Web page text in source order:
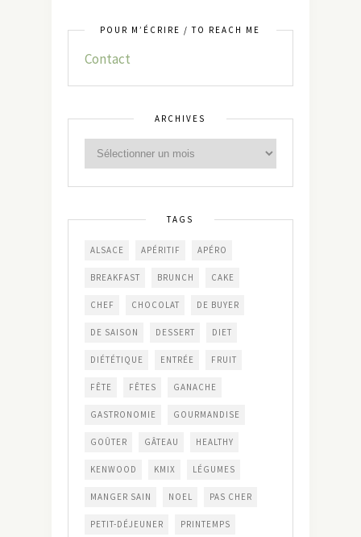
POUR M’ÉCRIRE / TO REACH ME
Contact
ARCHIVES
TAGS
ALSACE APÉRITIF APÉRO
BREAKFAST BRUNCH CAKE
CHEF CHOCOLAT DE BUYER
DE SAISON DESSERT DIET
DIÉTÉTIQUE ENTRÉE FRUIT
FÊTE FÊTES GANACHE
GASTRONOMIE GOURMANDISE
GOÛTER GÂTEAU HEALTHY
KENWOOD KMIX LÉGUMES
MANGER SAIN NOEL PAS CHER
PETIT-DÉJEUNER PRINTEMPS